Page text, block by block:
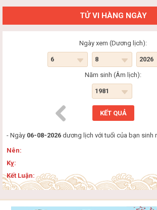
TỬ VI HÀNG NGÀY
Ngày xem (Dương lịch):
Năm sinh (Âm lịch):
- Ngày 06-08-2026 dương lịch với tuổi của bạn sinh
Nên:
Kỵ:
Kết Luận: